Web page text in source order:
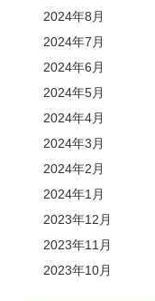
2024年8月
2024年7月
2024年6月
2024年5月
2024年4月
2024年3月
2024年2月
2024年1月
2023年12月
2023年11月
2023年10月